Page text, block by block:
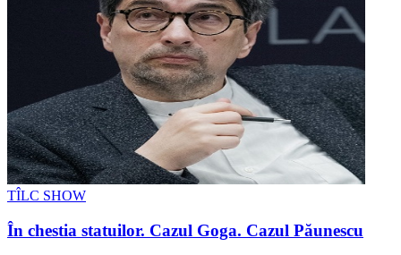
TÎLC SHOW
În chestia statuilor. Cazul Goga. Cazul Păunescu